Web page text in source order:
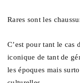
Rares sont les
C’est pour tant le cas
iconique de tant de
les époques mais